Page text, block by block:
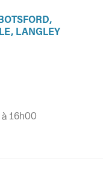
LANGLEY
16h00